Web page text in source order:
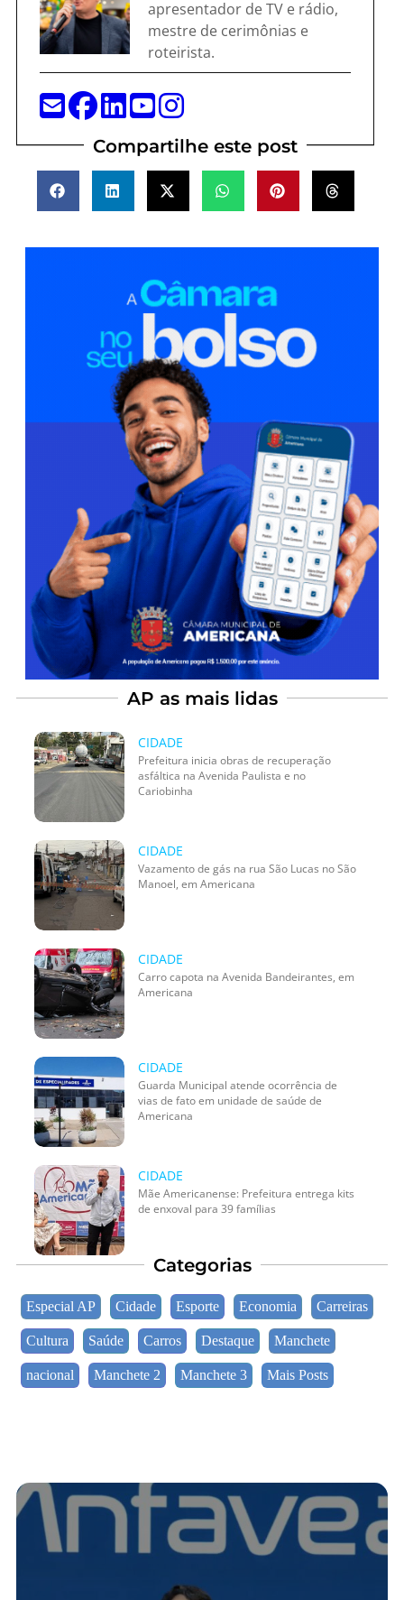
apresentador de TV e rádio,
mestre de cerimônias e
roteirista.
Compartilhe este post
AP as mais lidas
CIDADE
Prefeitura inicia obras de recuperação
asfáltica na Avenida Paulista e no
Cariobinha
CIDADE
Vazamento de gás na rua São Lucas no São
Manoel, em Americana
CIDADE
Carro capota na Avenida Bandeirantes, em
Americana
CIDADE
Guarda Municipal atende ocorrência de
vias de fato em unidade de saúde de
Americana
CIDADE
Mãe Americanense: Prefeitura entrega kits
de enxoval para 39 famílias
Categorias
Especial AP Cidade Esporte Economia Carreiras
Cultura Saúde Carros Destaque Manchete
nacional Manchete 2 Manchete 3 Mais Posts